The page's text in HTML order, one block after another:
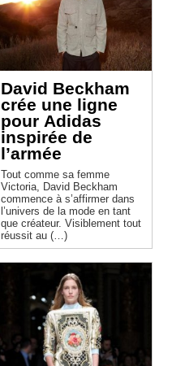
David Beckham
crée une ligne
pour Adidas
inspirée de
l’armée
Tout comme sa femme
Victoria, David Beckham
commence à s’affirmer dans
l’univers de la mode en tant
que créateur. Visiblement tout
réussit au (…)